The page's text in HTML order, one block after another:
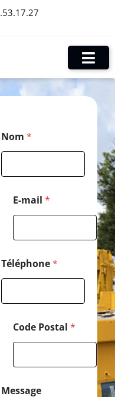
Nom *
E-mail *
Téléphone*
Code Postal *
e
s
s
a
g
e
N
o
m
Message